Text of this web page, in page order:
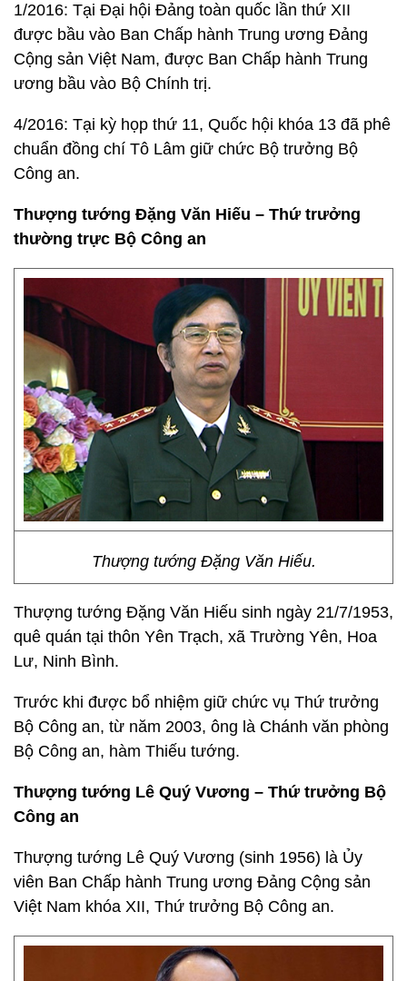
1/2016: Tại Đại hội Đảng toàn quốc lần thứ XII
được bầu vào Ban Chấp hành Trung ương Đảng
Cộng sản Việt Nam, được Ban Chấp hành Trung
ương bầu vào Bộ Chính trị.
4/2016: Tại kỳ họp thứ 11, Quốc hội khóa 13 đã phê
chuẩn đồng chí Tô Lâm giữ chức Bộ trưởng Bộ
Công an.
Thượng tướng Đặng Văn Hiếu – Thứ trưởng
thường trực Bộ Công an
Thượng tướng Đặng Văn Hiếu.
Thượng tướng Đặng Văn Hiếu sinh ngày 21/7/1953,
quê quán tại thôn Yên Trạch, xã Trường Yên, Hoa
Lư, Ninh Bình.
Trước khi được bổ nhiệm giữ chức vụ Thứ trưởng
Bộ Công an, từ năm 2003, ông là Chánh văn phòng
Bộ Công an, hàm Thiếu tướng.
Thượng tướng Lê Quý Vương – Thứ trưởng Bộ
Công an
Thượng tướng Lê Quý Vương (sinh 1956) là Ủy
viên Ban Chấp hành Trung ương Đảng Cộng sản
Việt Nam khóa XII, Thứ trưởng Bộ Công an.